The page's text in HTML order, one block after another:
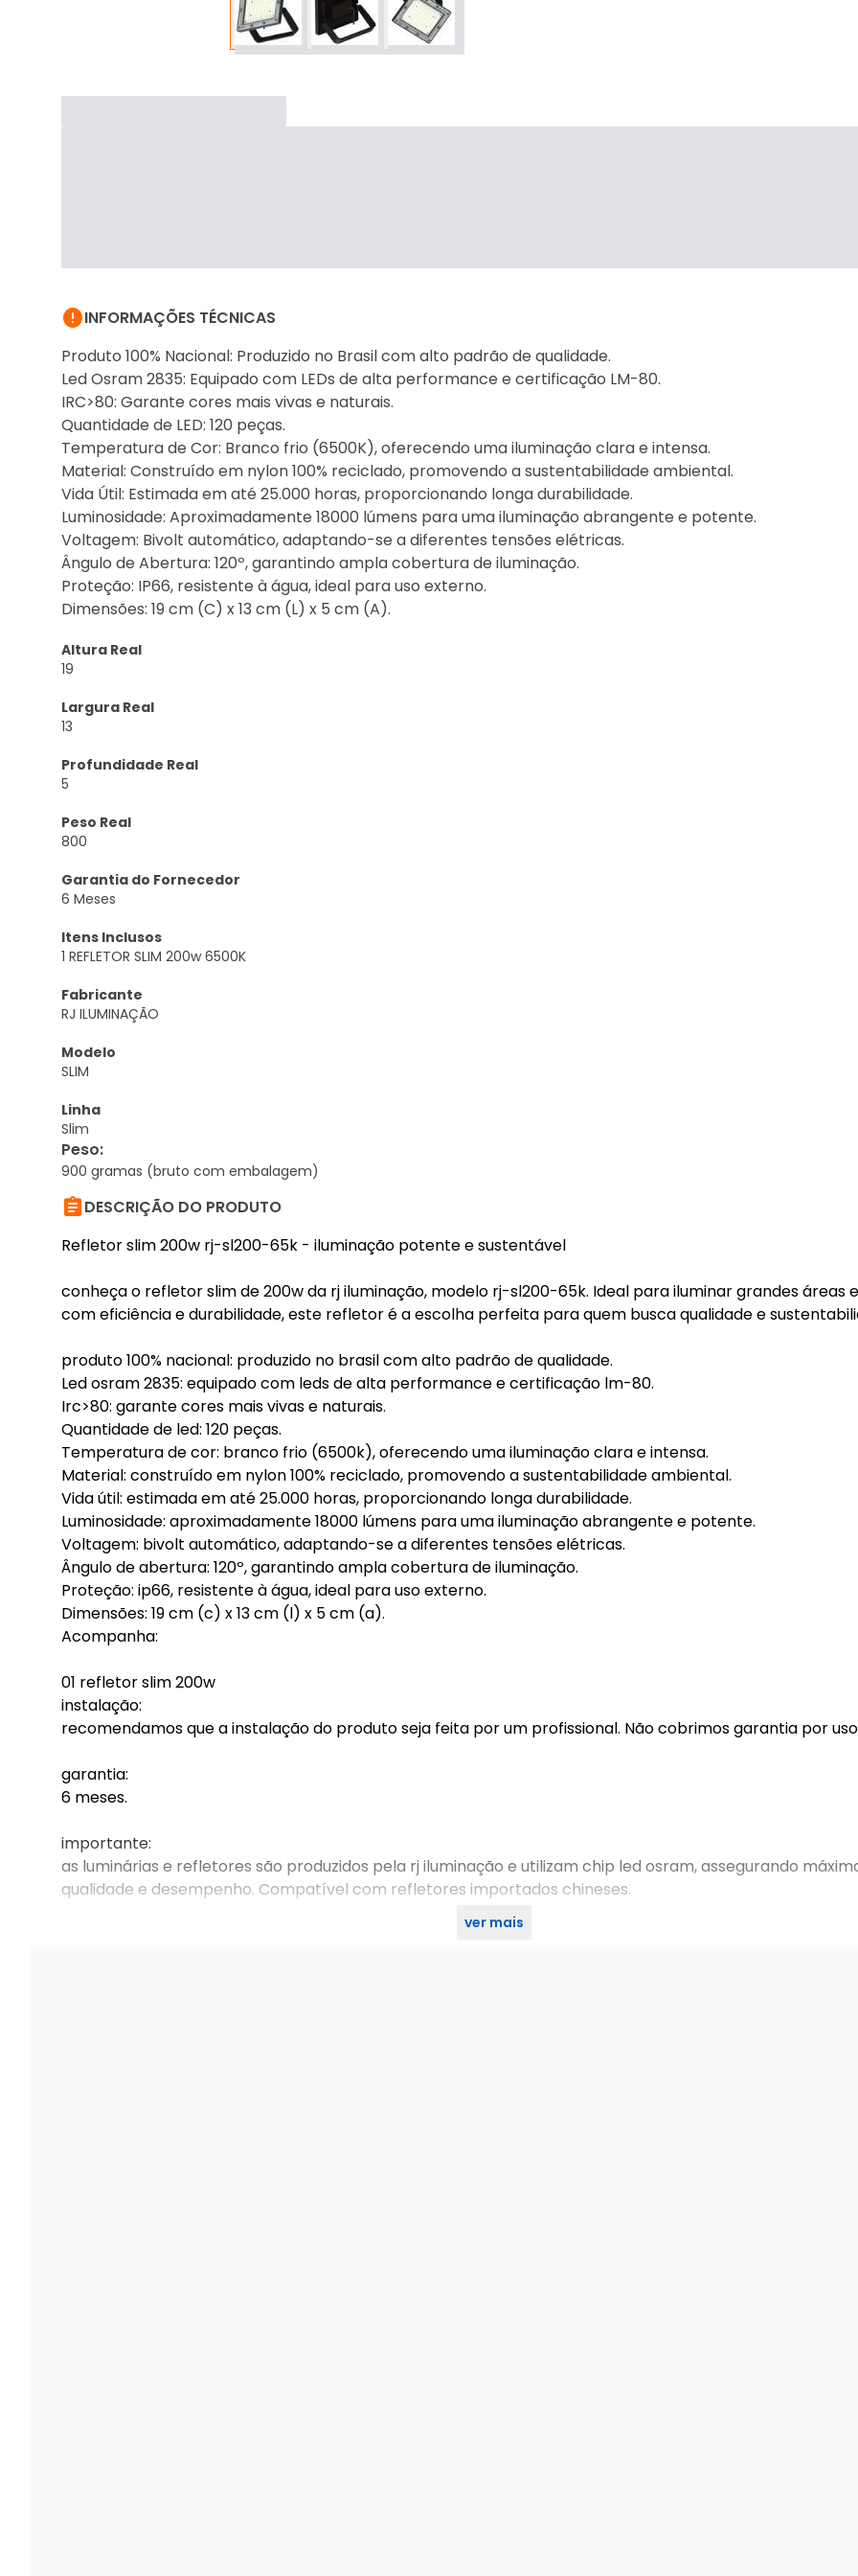
INFORMAÇÕES TÉCNICAS
Produto 100% Nacional: Produzido no Brasil com alto padrão de qualidade.
Led Osram 2835: Equipado com LEDs de alta performance e certificação LM-80.
IRC>80: Garante cores mais vivas e naturais.
Quantidade de LED: 120 peças.
Temperatura de Cor: Branco frio (6500K), oferecendo uma iluminação clara e intensa.
Material: Construído em nylon 100% reciclado, promovendo a sustentabilidade ambiental.
Vida Útil: Estimada em até 25.000 horas, proporcionando longa durabilidade.
Luminosidade: Aproximadamente 18000 lúmens para uma iluminação abrangente e potente.
Voltagem: Bivolt automático, adaptando-se a diferentes tensões elétricas.
Ângulo de Abertura: 120º, garantindo ampla cobertura de iluminação.
Proteção: IP66, resistente à água, ideal para uso externo.
Dimensões: 19 cm (C) x 13 cm (L) x 5 cm (A).
Altura Real
19
Largura Real
13
Profundidade Real
5
Peso Real
800
Garantia do Fornecedor
6 Meses
Itens Inclusos
1 REFLETOR SLIM 200w 6500K
Fabricante
RJ ILUMINAÇÃO
Modelo
SLIM
Linha
Slim
Peso:
900 gramas (bruto com embalagem)
DESCRIÇÃO DO PRODUTO
Refletor slim 200w rj-sl200-65k - iluminação potente e sustentável
conheça o refletor slim de 200w da rj iluminação, modelo rj-sl200-65k. Ideal para iluminar grandes áreas
com eficiência e durabilidade, este refletor é a escolha perfeita para quem busca qualidade e
produto 100% nacional: produzido no brasil com alto padrão de qualidade.
Led osram 2835: equipado com leds de alta performance e certificação lm-80.
Irc>80: garante cores mais vivas e naturais.
Quantidade de led: 120 peças.
Temperatura de cor: branco frio (6500k), oferecendo uma iluminação clara e intensa.
Material: construído em nylon 100% reciclado, promovendo a sustentabilidade ambiental.
Vida útil: estimada em até 25.000 horas, proporcionando longa durabilidade.
Luminosidade: aproximadamente 18000 lúmens para uma iluminação abrangente e potente.
Voltagem: bivolt automático, adaptando-se a diferentes tensões elétricas.
Ângulo de abertura: 120º, garantindo ampla cobertura de iluminação.
Proteção: ip66, resistente à água, ideal para uso externo.
Dimensões: 19 cm (c) x 13 cm (l) x 5 cm (a).
Acompanha:
01 refletor slim 200w
instalação:
recomendamos que a instalação do produto seja feita por um profissional. Não cobrimos garantia por
garantia:
6 meses.
importante:
as luminárias e refletores são produzidos pela rj iluminação e utilizam chip led osram, assegurando
qualidade e desempenho. Compatível com refletores importados chineses.
ver mais